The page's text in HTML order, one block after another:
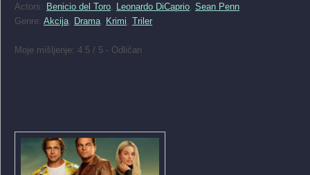
Actors: Benicio del Toro, Leonardo DiCaprio, Sean Penn
Genre: Akcija, Drama, Krimi, Triler
Moje mišljenje: 4.5 / 5 - Odličan